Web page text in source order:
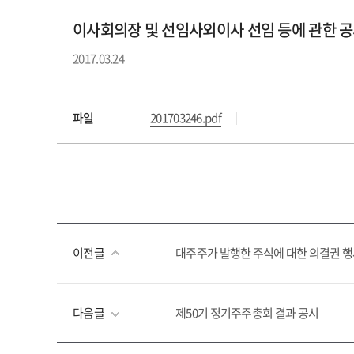
이사회의장 및 선임사외이사 선임 등에 관한
2017.03.24
파일 201703246.pdf
이전글 대주주가 발행한 주식에 대한 의결권
다음글 제50기 정기주주총회 결과 공시